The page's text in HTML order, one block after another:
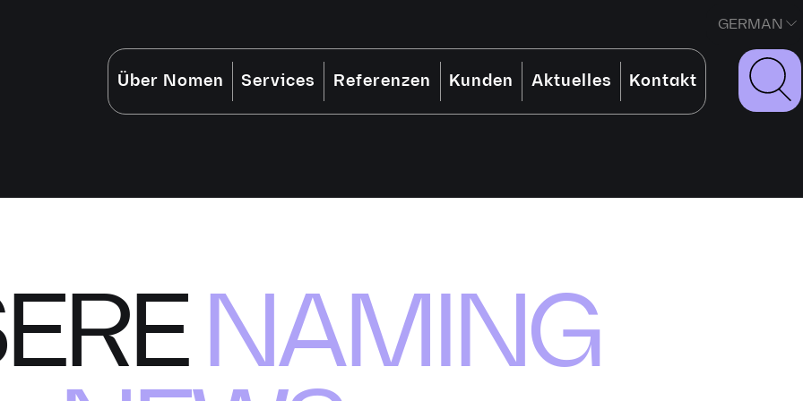
Über Nomen Services Referenzen Kunden Aktuelles Kontakt
GERMAN
NAMING